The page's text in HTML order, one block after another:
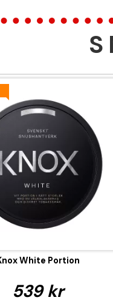
White Portion
539 kr